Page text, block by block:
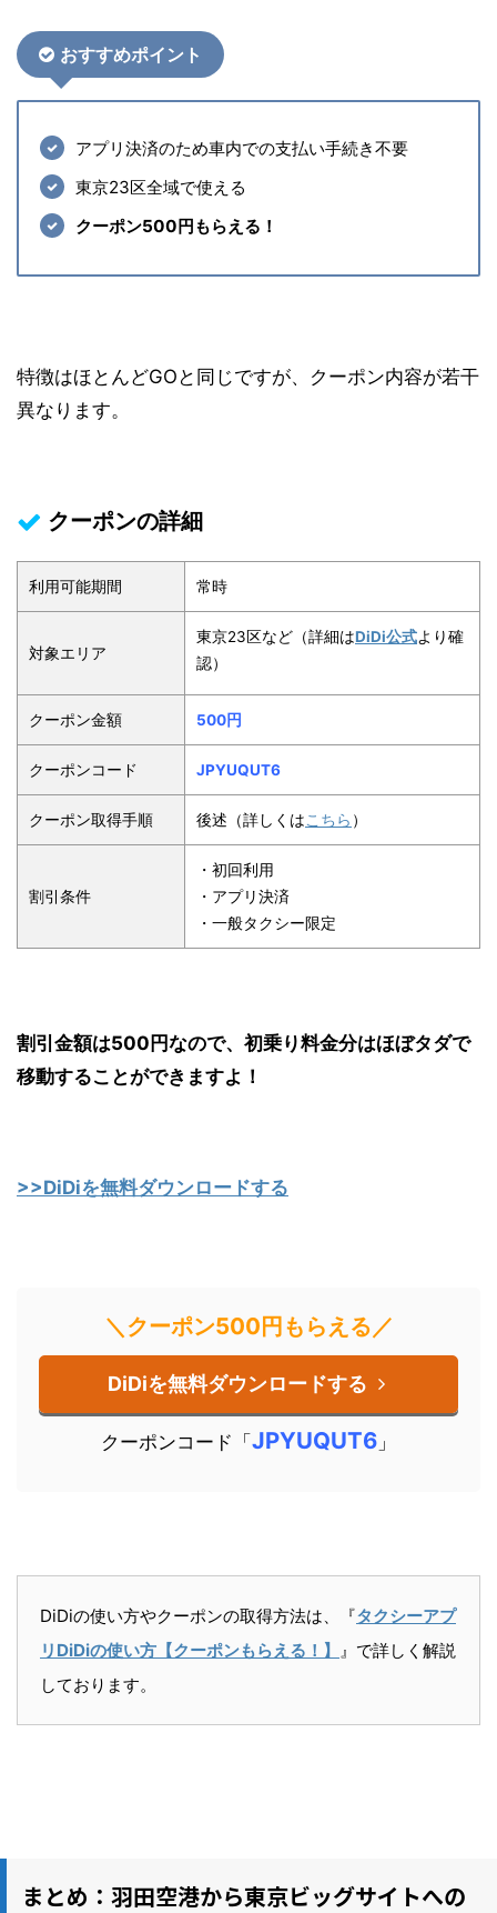
おすすめポイント
アプリ決済のため車内での支払い手続き不要
東京23区全域で使える
クーポン500円もらえる！
特徴はほとんどGOと同じですが、クーポン内容が若干
異なります。
クーポンの詳細
利用可能期間 常時
対象エリア
東京23区など（詳細はDiDi公式より確
認）
クーポン金額 500円
クーポンコード JPYUQUT6
クーポン取得手順 後述（詳しくはこちら ）
割引条件
・初回利用
・アプリ決済
・一般タクシー限定
割引金額は500円なので、初乗り料金分はほぼタダで
移動することができますよ！
>>DiDiを無料ダウンロードする
＼クーポン500円もらえる／
DiDiを無料ダウンロードする
クーポンコード「JPYUQUT6 」
DiDiの使い方やクーポンの取得方法は、『タクシーアプ
リDiDiの使い方【クーポンもらえる！】
』で詳しく解説
しております。
まとめ：羽田空港から東京ビッグサイトへの